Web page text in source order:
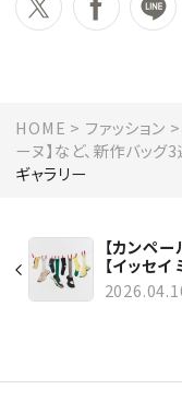
HOME ファッション
ーヌ】など、新作バッグ
ギャラリー
【カンペー
【イッセイ
のコラボ第
色鮮やかで